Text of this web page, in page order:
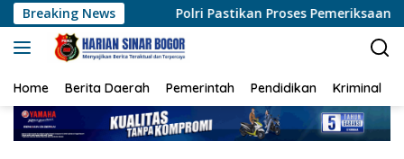
Langsung
ke
konten
Breaking News
Polri Pastikan Proses Pemeriksaan Personel di Aceh
Home Berita Daerah Pemerintah Pendidikan Kriminal